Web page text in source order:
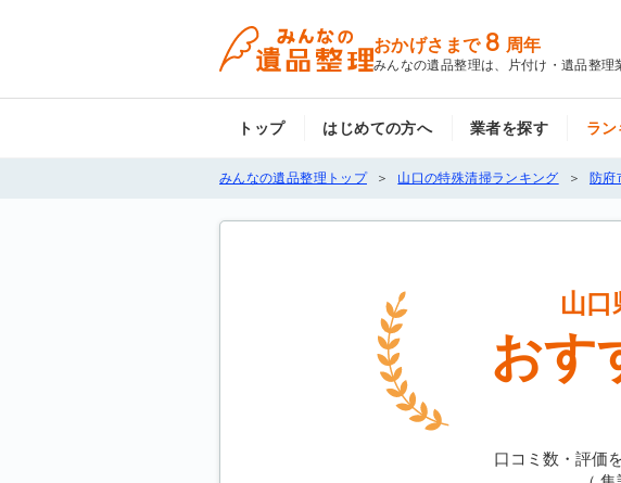
おかげさまで 8 周年
みんなの遺品整理は、片付け・遺品整理
トップ はじめての方へ 業者を探す ラ
みんなの遺品整理トップ 山口の特殊清掃ランキング 防府
山口
おす
口コミ数・評価